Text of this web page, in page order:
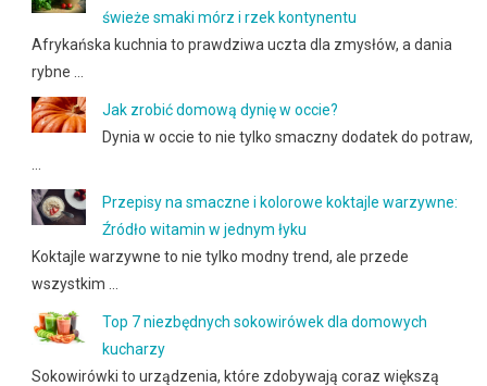
świeże smaki mórz i rzek kontynentu
Afrykańska kuchnia to prawdziwa uczta dla zmysłów, a dania
rybne …
Jak zrobić domową dynię w occie?
Dynia w occie to nie tylko smaczny dodatek do potraw,
Przepisy na smaczne i kolorowe koktajle warzywne:
Źródło witamin w jednym łyku
Koktajle warzywne to nie tylko modny trend, ale przede
wszystkim …
Top 7 niezbędnych sokowirówek dla domowych
kucharzy
Sokowirówki to urządzenia, które zdobywają coraz większą